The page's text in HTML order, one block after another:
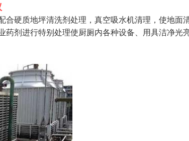
合硬质地坪清洗剂处理，真空吸水机清理，使地面
药剂进行特别处理使厨厕内各种设备、用具洁净光